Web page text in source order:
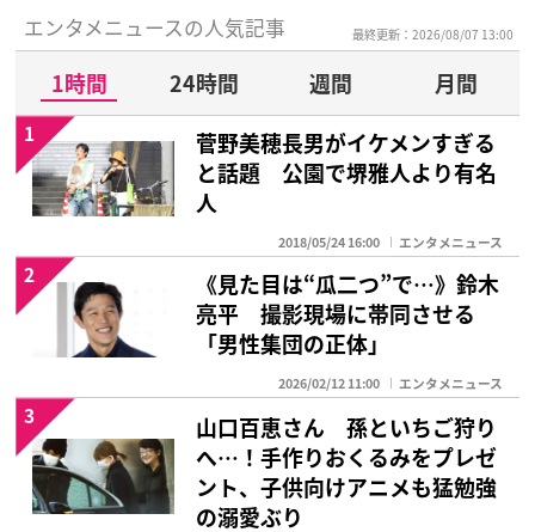
エンタメニュースの人気記事 最終更新：2026/08/07 13:00
1時間 24時間 週間
月間
菅野美穂長男がイケメンすぎる
と話題 公園で堺雅人より有名
人
2018/05/24 16:00 エンタメニュース
1
《見た目は“瓜二つ”で…》鈴木
亮平 撮影現場に帯同させる
「男性集団の正体」
2026/02/12 11:00 エンタメニュース
2
山口百恵さん 孫といちご狩り
へ…！手作りおくるみをプレゼ
ント、子供向けアニメも猛勉強
の溺愛ぶり
3